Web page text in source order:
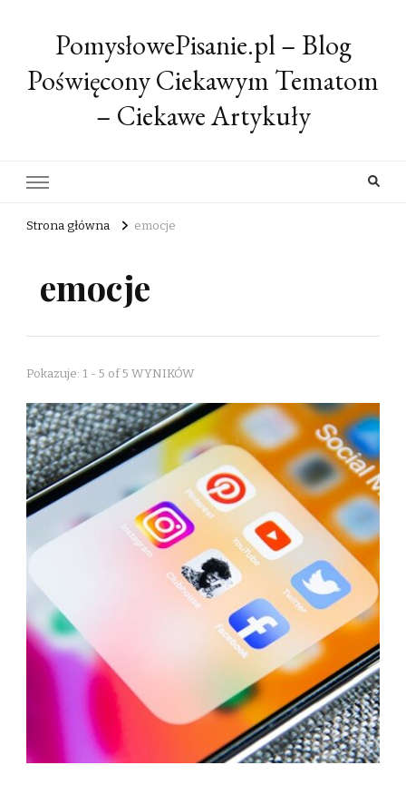
PomysłowePisanie.pl – Blog
Poświęcony Ciekawym Tematom
– Ciekawe Artykuły
Strona główna emocje
emocje
Pokazuje: 1 - 5 of 5 WYNIKÓW